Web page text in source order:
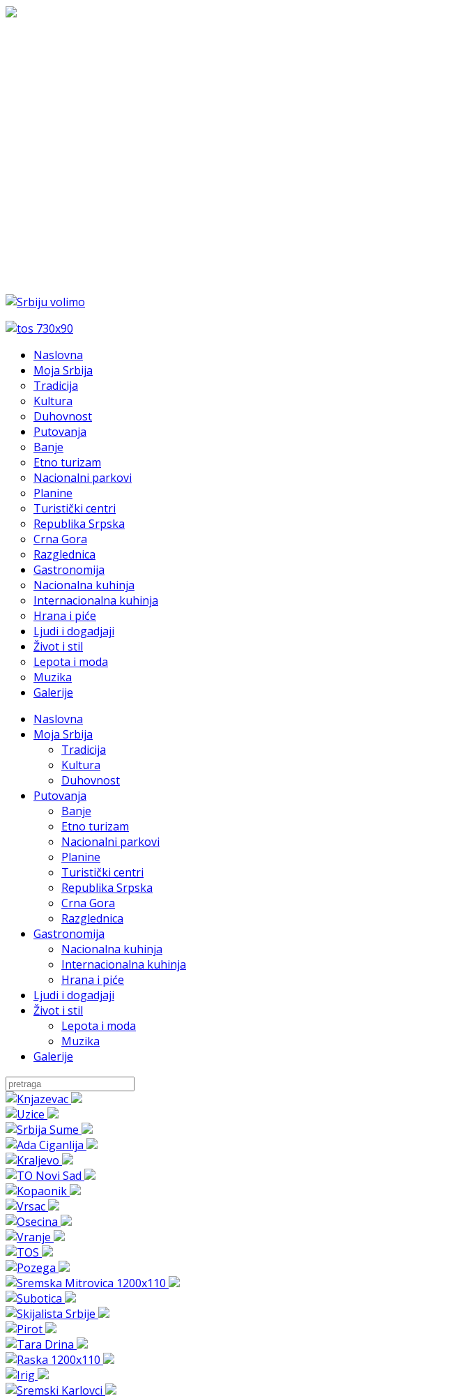
Naslovna
Moja Srbija
Tradicija
Kultura
Duhovnost
Putovanja
Banje
Etno turizam
Nacionalni parkovi
Planine
Turistički centri
Republika Srpska
Crna Gora
Razglednica
Gastronomija
Nacionalna kuhinja
Internacionalna kuhinja
Hrana i piće
Ljudi i dogadjaji
Život i stil
Lepota i moda
Muzika
Galerije
Naslovna
Moja Srbija
Tradicija
Kultura
Duhovnost
Putovanja
Banje
Etno turizam
Nacionalni parkovi
Planine
Turistički centri
Republika Srpska
Crna Gora
Razglednica
Gastronomija
Nacionalna kuhinja
Internacionalna kuhinja
Hrana i piće
Ljudi i dogadjaji
Život i stil
Lepota i moda
Muzika
Galerije